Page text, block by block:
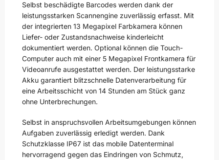
Selbst beschädigte Barcodes werden dank der
leistungsstarken Scannengine zuverlässig erfasst. Mit
der integrierten 13 Megapixel Farbkamera können
Liefer- oder Zustandsnachweise kinderleicht
dokumentiert werden. Optional können die Touch-
Computer auch mit einer 5 Megapixel Frontkamera für
Videoanrufe ausgestattet werden. Der leistungsstarke
Akku garantiert blitzschnelle Datenverarbeitung für
eine Arbeitsschicht von 14 Stunden am Stück ganz
ohne Unterbrechungen.
Selbst in anspruchsvollen Arbeitsumgebungen können
Aufgaben zuverlässig erledigt werden. Dank
Schutzklasse IP67 ist das mobile Datenterminal
hervorragend gegen das Eindringen von Schmutz,